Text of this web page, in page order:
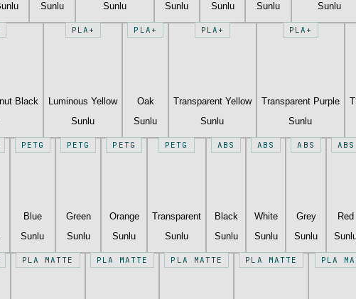
Sunlu
Sunlu
Sunlu
Sunlu
Sunlu
Sunlu
Black
PLA+
Luminous Yellow
Sunlu
PLA+
Oak
Sunlu
PLA+
Transparent Yellow
Sunlu
PLA+
Transparent Purple
Sunlu
PETG
Blue
Sunlu
PETG
Green
Sunlu
PETG
Orange
Sunlu
PETG
Transparent
Sunlu
ABS
Black
Sunlu
ABS
White
Sunlu
ABS
Grey
Sunlu
ABS
Red
PLA MATTE PLA MATTE PLA MATTE PLA MATTE PLA